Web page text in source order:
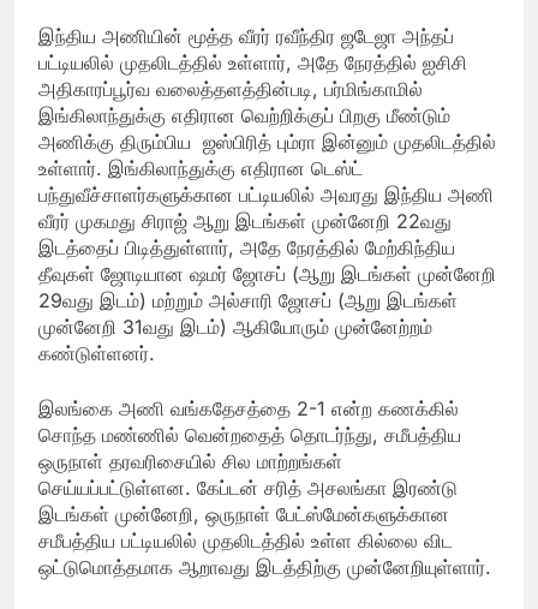
இந்திய அணியின் மூத்த வீரர் ரவீந்திர ஜடேஜா அந்தப்
பட்டியலில் முதலிடத்தில் உள்ளார், அதே நேரத்தில் ஐசிசி
அதிகாரப்பூர்வ வலைத்தளத்தின்படி, பர்மிங்காமில்
இங்கிலாந்துக்கு எதிரான வெற்றிக்குப் பிறகு மீண்டும்
அணிக்கு திரும்பிய ஜஸ்பிரித் பும்ரா இன்னும் முதலிடத்தில்
உள்ளார். இங்கிலாந்துக்கு எதிரான டெஸ்ட்
பந்துவீச்சாளர்களுக்கான பட்டியலில் அவரது இந்திய அணி
வீரர் முகமது சிராஜ் ஆறு இடங்கள் முன்னேறி 22வது
இடத்தைப் பிடித்துள்ளார், அதே நேரத்தில் மேற்கிந்திய
தீவுகள் ஜோடியான ஷமர் ஜோசப் (ஆறு இடங்கள் முன்னேறி
29வது இடம்) மற்றும் அல்சாரி ஜோசப் (ஆறு இடங்கள்
முன்னேறி 31வது இடம்) ஆகியோரும் முன்னேற்றம்
கண்டுள்ளனர்.
இலங்கை அணி வங்கதேசத்தை 2-1 என்ற கணக்கில்
சொந்த மண்ணில் வென்றதைத் தொடர்ந்து, சமீபத்திய
ஒருநாள் தரவரிசையில் சில மாற்றங்கள்
செய்யப்பட்டுள்ளன. கேப்டன் சரித் அசலங்கா இரண்டு
இடங்கள் முன்னேறி, ஒருநாள் பேட்ஸ்மேன்களுக்கான
சமீபத்திய பட்டியலில் முதலிடத்தில் உள்ள கில்லை விட
ஒட்டுமொத்தமாக ஆறாவது இடத்திற்கு முன்னேறியுள்ளார்.